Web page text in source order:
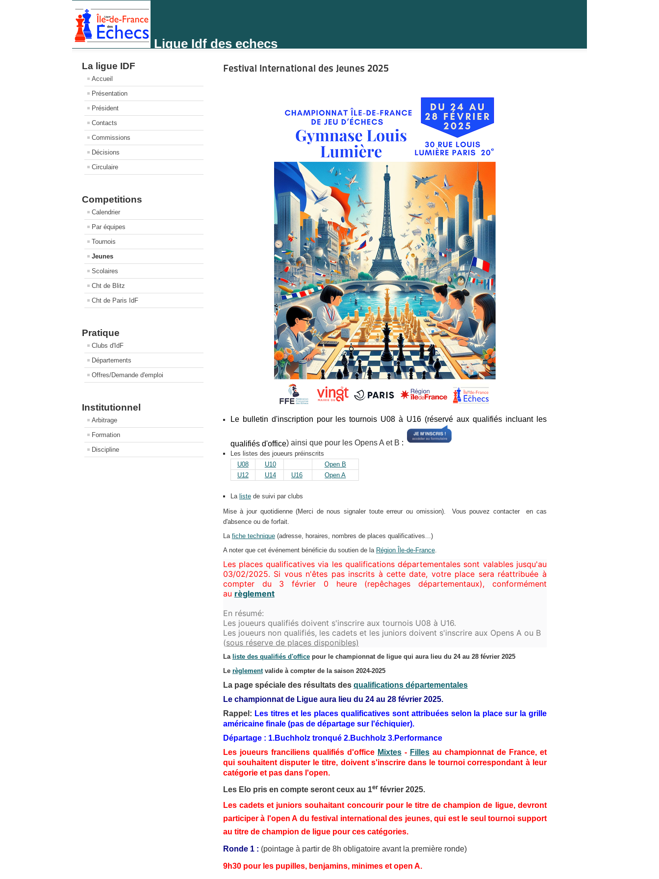
Ligue Idf des echecs
La ligue IDF
Accueil
Présentation
Président
Contacts
Commissions
Décisions
Circulaire
Competitions
Calendrier
Par équipes
Tournois
Jeunes
Scolaires
Cht de Blitz
Cht de Paris IdF
Pratique
Clubs d'IdF
Départements
Offres/Demande d'emploi
Institutionnel
Arbitrage
Formation
Discipline
Festival International des Jeunes 2025
Le bulletin d'inscription pour les tournois U08 à U16 (réservé aux qualifiés incluant les
qualifiés d'office) ainsi que pour les Opens A et B :
Les listes des joueurs préinscrits
U08
U10
Open B
U12
U14 U16 Open A
La listede suivi par clubs
Mise à jour quotidienne (Merci de nous signaler toute erreur ou omission). Vous pouvez contacter
en cas
d'absence ou de forfait.
La fiche technique(adresse, horaires, nombres de places qualificatives...)
A noter que cet événement bénéficie du soutien de la Région Île-de-France.
Les places qualificatives via les qualifications départementales sont valables jusqu'au
03/02/2025. Si vous n'êtes pas inscrits à cette date, votre place sera réattribuée à
compter du 3 février 0 heure (repêchages départementaux), conformément
au règlement
En résumé:
Les joueurs qualifiés doivent s'inscrire aux tournois U08 à U16.
Les joueurs non qualifiés, les cadets et les juniors doivent s'inscrire aux Opens A ou B
(sous réserve de places disponibles)
La liste des qualifiés d'officepour le championnat de ligue qui aura lieu du 24 au 28 février 2025
Le règlementvalide à compter de la saison 2024-2025
La page spéciale des résultats des qualifications départementales
Le championnat de Ligue aura lieu du 24 au 28 février 2025.
Rappel: Les titres et les places qualificatives sont attribuées selon la place sur la grille
américaine finale (pas de départage sur l'échiquier).
Départage : 1.Buchholz tronqué 2.Buchholz 3.Performance
Les joueurs franciliens qualifiés d'office Mixtes- Fillesau championnat de France, et
qui souhaitent disputer le titre, doivent s'inscrire dans le tournoi correspondant à leur
catégorie et pas dans l'open.
Les Elo pris en compte seront ceux au 1erfévrier 2025.
Les cadets et juniors souhaitant concourir pour le titre de champion de ligue, devront
participer à l'open A du festival international des jeunes, qui est le seul tournoi support
au titre de champion de ligue pour ces catégories.
Ronde 1 : (pointage à partir de 8h obligatoire avant la première ronde)
9h30 pour les pupilles, benjamins, minimes et open A.